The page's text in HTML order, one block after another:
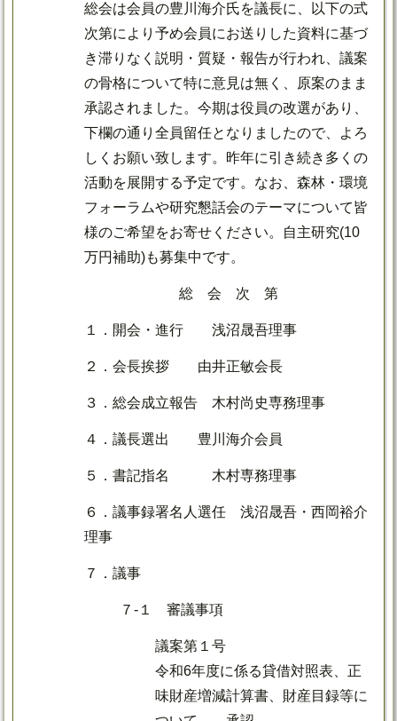
総会は会員の豊川海介氏を議長に、以下の式
次第により予め会員にお送りした資料に基づ
き滞りなく説明・質疑・報告が行われ、議案
の骨格について特に意見は無く、原案のまま
承認されました。今期は役員の改選があり、
下欄の通り全員留任となりましたので、よろ
しくお願い致します。昨年に引き続き多くの
活動を展開する予定です。なお、森林・環境
フォーラムや研究懇話会のテーマについて皆
様のご希望をお寄せください。自主研究(10
万円補助)も募集中です。
総 会 次 第
１．開会・進行 浅沼晟吾理事
２．会長挨拶 由井正敏会長
３．総会成立報告 木村尚史専務理事
４．議長選出 豊川海介会員
５．書記指名 木村専務理事
６．議事録署名人選任 浅沼晟吾・西岡裕介
理事
７．議事
７-１ 審議事項
議案第１号
令和6年度に係る貸借対照表、正
味財産増減計算書、財産目録等に